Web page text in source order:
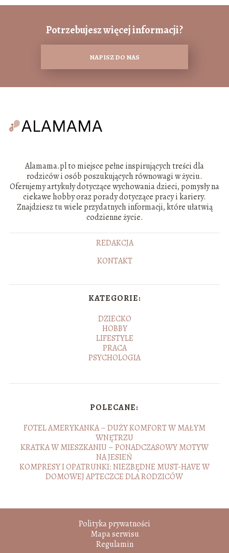
Potrzebujesz więcej informacji?
NAPISZ DO NAS
Alamama.pl to miejsce pełne inspirujących treści dla
rodziców i osób poszukujących równowagi w życiu.
Oferujemy artykuły dotyczące wychowania dzieci, pomysły na
ciekawe hobby oraz porady dotyczące pracy i kariery.
Znajdziesz tu wiele przydatnych informacji, które ułatwią
codzienne życie.
REDAKCJA
KONTAKT
KATEGORIE:
DZIECKO
HOBBY
LIFESTYLE
PRACA
PSYCHOLOGIA
POLECANE:
FOTEL AMERYKANKA – DUŻY KOMFORT W MAŁYM
WNĘTRZU
KRATKA W MIESZKANIU – PONADCZASOWY MOTYW
NA JESIEŃ
KOMPRESY I OPATRUNKI: NIEZBĘDNE MUST-HAVE W
DOMOWEJ APTECZCE DLA RODZICÓW
Polityka prywatności
Mapa serwisu
Regulamin